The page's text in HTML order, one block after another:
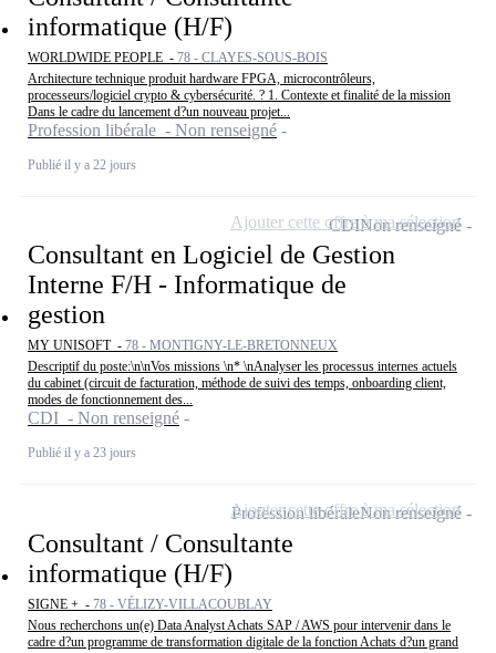
informatique (H/F)
WORLDWIDE PEOPLE - 78 - CLAYES-SOUS-BOIS
Architecture technique produit hardware FPGA, microcontrôleurs,
processeurs/logiciel crypto & cybersécurité. ? 1. Contexte et finalité de la mission
Dans le cadre du lancement d?un nouveau projet...
Profession libérale - Non renseigné
Publié il y a 22 jours
Consultant en Logiciel de Gestion
Interne F/H - Informatique de
gestion
MY UNISOFT - 78 - MONTIGNY-LE-BRETONNEUX
Descriptif du poste:\n\nVos missions \n* \nAnalyser les processus internes actuels
du cabinet (circuit de facturation, méthode de suivi des temps, onboarding client,
modes de fonctionnement des...
CDI - Non renseigné
Publié il y a 23 jours
CDINon renseigné
Ajouter cette offre à ma sélection
Consultant / Consultante
informatique (H/F)
SIGNE + - 78 - VÉLIZY-VILLACOUBLAY
Nous recherchons un(e) Data Analyst Achats SAP / AWS pour intervenir dans le
cadre d?un programme de transformation digitale de la fonction Achats d?un grand
Profession libéraleNon renseigné
Ajouter cette offre à ma sélection